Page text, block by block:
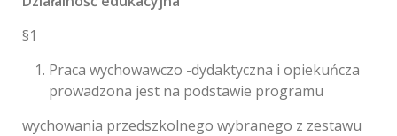
§1
Praca wychowawczo -dydaktyczna i opiekuńcza
prowadzona jest na podstawie programu
wychowania przedszkolnego wybranego z zestawu